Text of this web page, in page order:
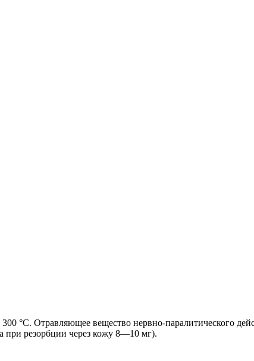
300 °С. Отравляющее вещество нервно-паралитического
при резорбции через кожу 8—10 мг).